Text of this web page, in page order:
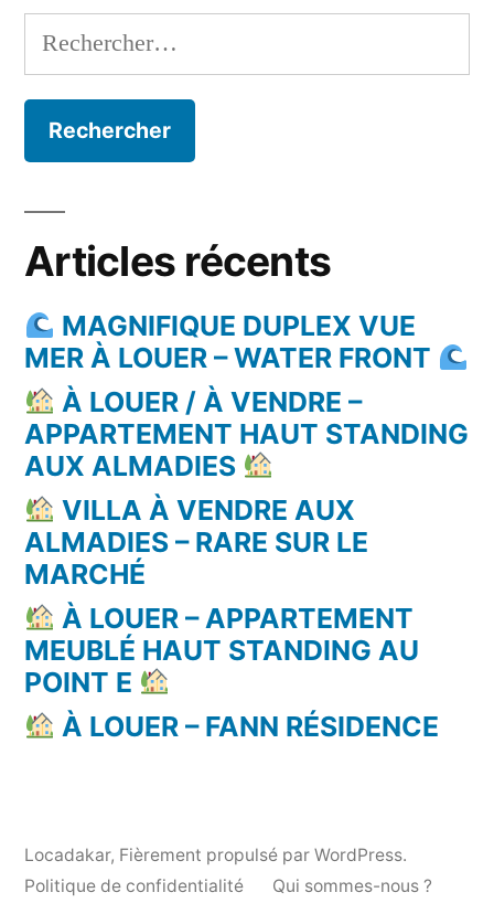
Rechercher :
Articles récents
MAGNIFIQUE DUPLEX VUE
MER À LOUER – WATER FRONT
À LOUER / À VENDRE –
APPARTEMENT HAUT STANDING
AUX ALMADIES
VILLA À VENDRE AUX
ALMADIES – RARE SUR LE
MARCHÉ
À LOUER – APPARTEMENT
MEUBLÉ HAUT STANDING AU
POINT E
À LOUER – FANN RÉSIDENCE
Locadakar, Fièrement propulsé par WordPress.
Politique de confidentialité
Qui sommes-nous ?